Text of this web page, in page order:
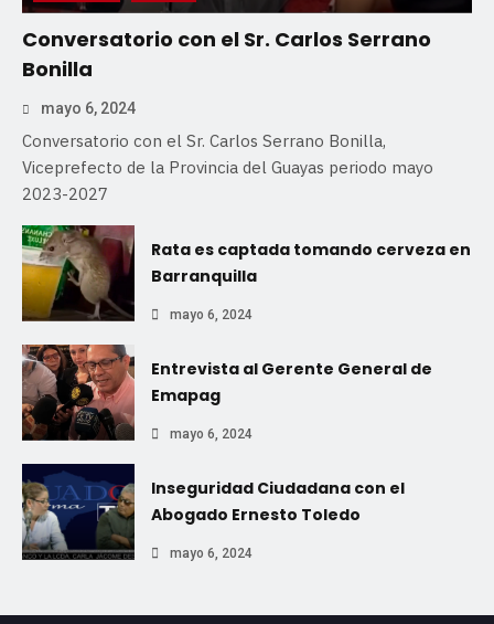
Conversatorio con el Sr. Carlos Serrano
Bonilla
mayo 6, 2024
Conversatorio con el Sr. Carlos Serrano Bonilla,
Viceprefecto de la Provincia del Guayas periodo mayo
2023-2027
Rata es captada tomando cerveza en
Barranquilla
mayo 6, 2024
Entrevista al Gerente General de
Emapag
mayo 6, 2024
Inseguridad Ciudadana con el
Abogado Ernesto Toledo
mayo 6, 2024